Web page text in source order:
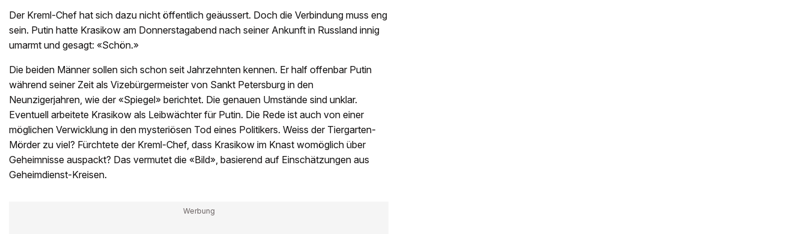
Der Kreml-Chef hat sich dazu nicht öffentlich geäussert. Doch die Verbindung muss eng
sein. Putin hatte Krasikow am Donnerstagabend nach seiner Ankunft in Russland innig
umarmt und gesagt: «Schön.»
Die beiden Männer sollen sich schon seit Jahrzehnten kennen. Er half offenbar Putin
während seiner Zeit als Vizebürgermeister von Sankt Petersburg in den
Neunzigerjahren, wie der «Spiegel» berichtet. Die genauen Umstände sind unklar.
Eventuell arbeitete Krasikow als Leibwächter für Putin. Die Rede ist auch von einer
möglichen Verwicklung in den mysteriösen Tod eines Politikers. Weiss der Tiergarten-
Mörder zu viel? Fürchtete der Kreml-Chef, dass Krasikow im Knast womöglich über
Geheimnisse auspackt? Das vermutet die «Bild», basierend auf Einschätzungen aus
Geheimdienst-Kreisen.